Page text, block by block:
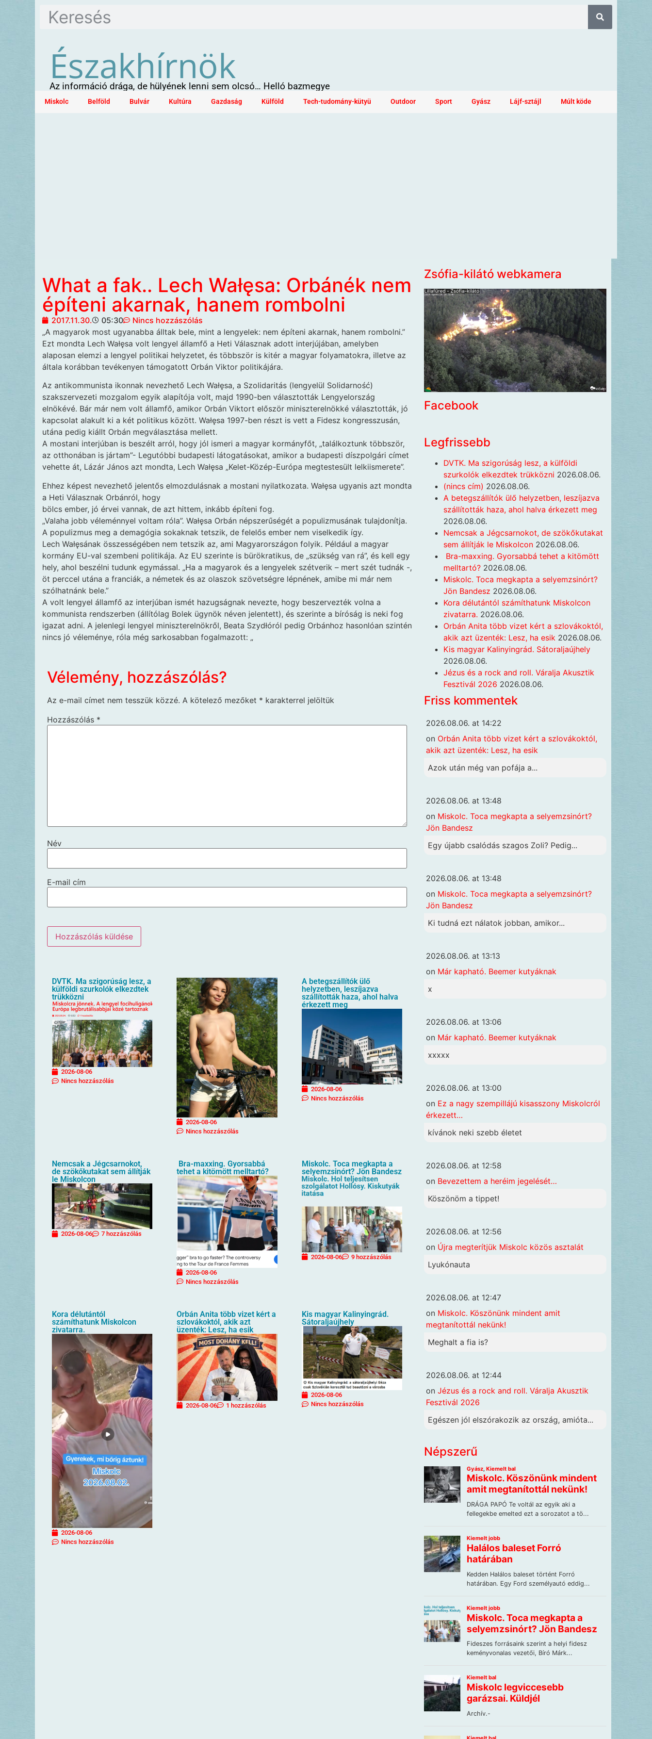
Északhírnök
Az információ drága, de hülyének lenni sem olcsó… Helló bazmegye
Miskolc Belföld Bulvár Kultúra Gazdaság Külföld Tech-tudomány-kütyü Outdoor Sport Gyász Lájf-sztájl Múlt köde
What a fak.. Lech Wałęsa: Orbánék nem
építeni akarnak, hanem rombolni
2017.11.30. 05:30
Nincs hozzászólás
„A magyarok most ugyanabba álltak bele, mint a lengyelek: nem építeni akarnak, hanem rombolni.”
Ezt mondta Lech Wałęsa volt lengyel államfő a Heti Válasznak adott interjújában, amelyben
alaposan elemzi a lengyel politikai helyzetet, és többször is kitér a magyar folyamatokra, illetve az
általa korábban tevékenyen támogatott Orbán Viktor politikájára.
Az antikommunista ikonnak nevezhető Lech Wałęsa, a Szolidaritás (lengyelül Solidarność)
szakszervezeti mozgalom egyik alapítója volt, majd 1990-ben választották Lengyelország
elnökévé. Bár már nem volt államfő, amikor Orbán Viktort először miniszterelnökké választották, jó
kapcsolat alakult ki a két politikus között. Wałęsa 1997-ben részt is vett a Fidesz kongresszusán,
utána pedig kiállt Orbán megválasztása mellett.
A mostani interjúban is beszélt arról, hogy jól ismeri a magyar kormányfőt, „találkoztunk többször,
az otthonában is jártam”- Legutóbbi budapesti látogatásokat, amikor a budapesti díszpolgári címet
vehette át, Lázár János azt mondta, Lech Wałęsa „Kelet-Közép-Európa megtestesült lelkiismerete”.
Ehhez képest nevezhető jelentős elmozdulásnak a mostani nyilatkozata. Wałęsa ugyanis azt mondta
a Heti Válasznak Orbánról, hogy
bölcs ember, jó érvei vannak, de azt hittem, inkább építeni fog.
„Valaha jobb véleménnyel voltam róla”. Wałęsa Orbán népszerűségét a populizmusának tulajdonítja.
A populizmus meg a demagógia sokaknak tetszik, de felelős ember nem viselkedik így.
Lech Wałęsának összességében nem tetszik az, ami Magyarországon folyik. Például a magyar
kormány EU-val szembeni politikája. Az EU szerinte is bürökratikus, de „szükség van rá”, és kell egy
hely, ahol beszélni tudunk egymással. „Ha a magyarok és a lengyelek szétverik – mert szét tudnák -,
öt perccel utána a franciák, a németek és az olaszok szövetségre lépnének, amibe mi már nem
szólhatnánk bele.”
A volt lengyel államfő az interjúban ismét hazugságnak nevezte, hogy beszervezték volna a
kommunista rendszerben (állítólag Bolek ügynök néven jelentett), és szerinte a bíróság is neki fog
igazat adni. A jelenlegi lengyel miniszterelnökről, Beata Szydłóról pedig Orbánhoz hasonlóan szintén
nincs jó véleménye, róla még sarkosabban fogalmazott: „
Vélemény, hozzászólás?
Az e-mail címet nem tesszük közzé. A kötelező mezőket * karakterrel jelöltük
Hozzászólás *
Név
E-mail cím
DVTK. Ma szigorúság lesz, a
külföldi szurkolók elkezdtek
trükközni
2026-08-06
Nincs hozzászólás
2026-08-06
Nincs hozzászólás
A betegszállítók ülő
helyzetben, leszíjazva
szállították haza, ahol halva
érkezett meg
2026-08-06
Nincs hozzászólás
Nemcsak a Jégcsarnokot,
de szökőkutakat sem állítják
le Miskolcon
2026-08-06 7 hozzászólás
Bra-maxxing. Gyorsabbá
tehet a kitömött melltartó?
2026-08-06
Nincs hozzászólás
Miskolc. Toca megkapta a
selyemzsinórt? Jön Bandesz
2026-08-06 9 hozzászólás
Kora délutántól
számíthatunk Miskolcon
zivatarra.
2026-08-06
Nincs hozzászólás
Orbán Anita több vizet kért a
szlovákoktól, akik azt
üzenték: Lesz, ha esik
2026-08-06 1 hozzászólás
Kis magyar Kalinyingrád.
Sátoraljaújhely
2026-08-06
Nincs hozzászólás
Zsófia-kilátó webkamera
Facebook
Legfrissebb
DVTK. Ma szigorúság lesz, a külföldi
szurkolók elkezdtek trükközni 2026.08.06.
(nincs cím) 2026.08.06.
A betegszállítók ülő helyzetben, leszíjazva
szállították haza, ahol halva érkezett meg
2026.08.06.
Nemcsak a Jégcsarnokot, de szökőkutakat
sem állítják le Miskolcon 2026.08.06.
Bra-maxxing. Gyorsabbá tehet a kitömött
melltartó? 2026.08.06.
Miskolc. Toca megkapta a selyemzsinórt?
Jön Bandesz 2026.08.06.
Kora délutántól számíthatunk Miskolcon
zivatarra. 2026.08.06.
Orbán Anita több vizet kért a szlovákoktól,
akik azt üzenték: Lesz, ha esik 2026.08.06.
Kis magyar Kalinyingrád. Sátoraljaújhely
2026.08.06.
Jézus és a rock and roll. Váralja Akusztik
Fesztivál 2026 2026.08.06.
Friss kommentek
2026.08.06. at 14:22
on Orbán Anita több vizet kért a szlovákoktól,
akik azt üzenték: Lesz, ha esik
Azok után még van pofája a...
2026.08.06. at 13:48
on Miskolc. Toca megkapta a selyemzsinórt?
Jön Bandesz
Egy újabb csalódás szagos Zoli? Pedig...
2026.08.06. at 13:48
on Miskolc. Toca megkapta a selyemzsinórt?
Jön Bandesz
Ki tudná ezt nálatok jobban, amikor...
2026.08.06. at 13:13
on Már kapható. Beemer kutyáknak
x
2026.08.06. at 13:06
on Már kapható. Beemer kutyáknak
xxxxx
2026.08.06. at 13:00
on Ez a nagy szempillájú kisasszony Miskolcról
érkezett…
kívánok neki szebb életet
2026.08.06. at 12:58
on Bevezettem a heréim jegelését…
Köszönöm a tippet!
2026.08.06. at 12:56
on Újra megterítjük Miskolc közös asztalát
Lyukónauta
2026.08.06. at 12:47
on Miskolc. Köszönünk mindent amit
megtanítottál nekünk!
Meghalt a fia is?
2026.08.06. at 12:44
on Jézus és a rock and roll. Váralja Akusztik
Fesztivál 2026
Egészen jól elszórakozik az ország, amióta...
Népszerű